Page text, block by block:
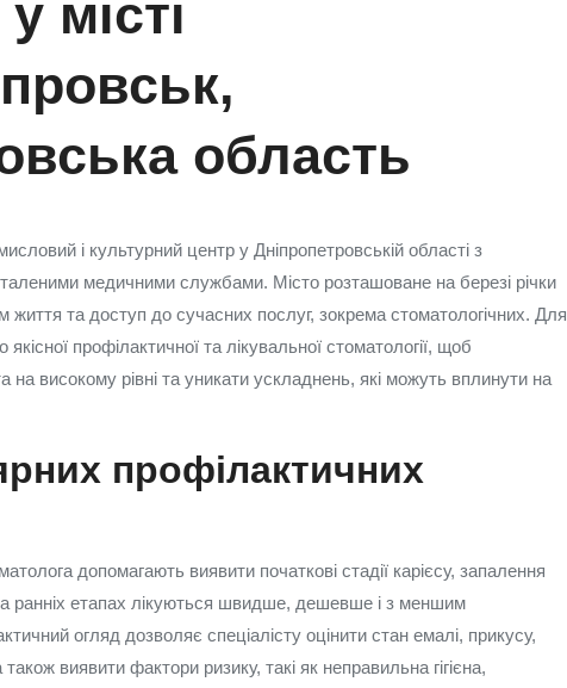
місті
область
і культурний центр у Дніпропетровській області з
медичними службами. Місто розташоване на березі річки
життя та доступ до сучасних послуг, зокрема стоматологічних. Для
профілактичної та лікувальної стоматології, щоб
на високому рівні та уникати ускладнень, які можуть вплинути на
профілактичних
допомагають виявити початкові стадії карієсу, запалення
на ранніх етапах лікуються швидше, дешевше і з меншим
огляд дозволяє спеціалісту оцінити стан емалі, прикусу,
виявити фактори ризику, такі як неправильна гігієна,